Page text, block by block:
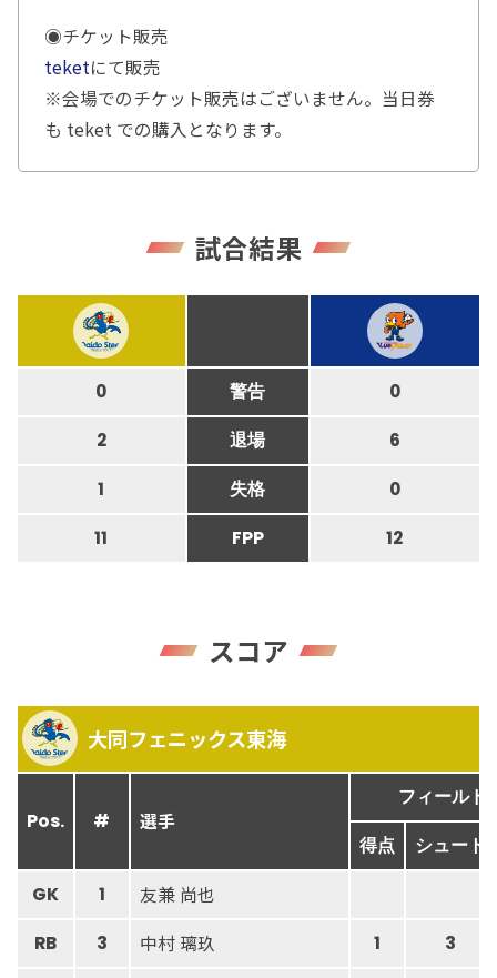
◉チケット販売
teketにて販売
※会場でのチケット販売はございません。当日券
も teket での購入となります。
試合結果
0 警告 0
2 退場 6
1 失格 0
11 FPP 12
スコア
大同フェニックス東海
Pos. # 選手
フィールド
得点 シュート
GK 1 友兼 尚也
RB 3 中村 璃玖 1 3